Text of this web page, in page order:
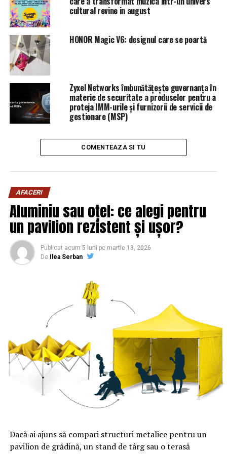
Adevăruri ascunse despre legea pensiilor | Sibiul de AZI
cultural revine in august
HONOR Magic V6: designul care se poartă
Zyxel Networks îmbunătățește guvernanța în
materie de securitate a produselor pentru a
proteja IMM-urile și furnizorii de servicii de
gestionare (MSP)
COMENTEAZA SI TU
AFACERI
Aluminiu sau oțel: ce alegi pentru
un pavilion rezistent și ușor?
Publicat acum 5 luni pe martie 13, 2026
De
Ilea Serban
Dacă ai ajuns să compari structuri metalice pentru un
pavilion de grădină, un stand de târg sau o terasă